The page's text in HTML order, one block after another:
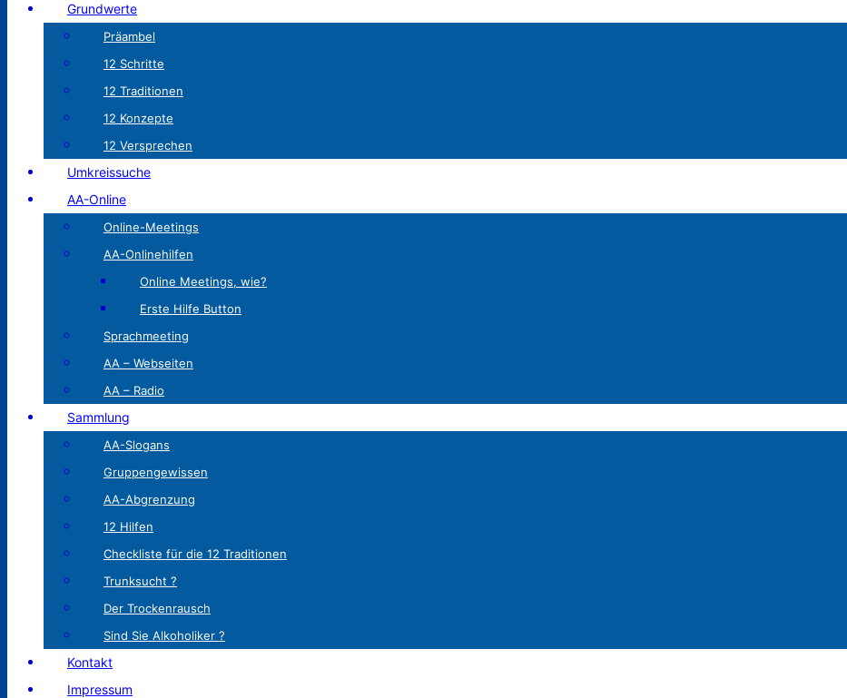
Grundwerte
Präambel
12 Schritte
12 Traditionen
12 Konzepte
12 Versprechen
Umkreissuche
AA-Online
Online-Meetings
AA-Onlinehilfen
Online Meetings, wie?
Erste Hilfe Button
Sprachmeeting
AA – Webseiten
AA – Radio
Sammlung
AA-Slogans
Gruppengewissen
AA-Abgrenzung
12 Hilfen
Checkliste für die 12 Traditionen
Trunksucht ?
Der Trockenrausch
Sind Sie Alkoholiker ?
Kontakt
Impressum